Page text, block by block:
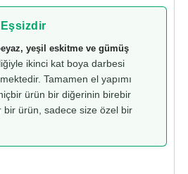
yeşil eskitme ve gümüş
ikinci kat boya darbesi
Tamamen el yapımı
ürün bir diğerinin birebir
bir ürün, sadece size özel bir